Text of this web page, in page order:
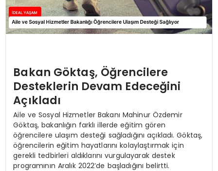
Bakan Göktaş, Öğrencilere
Desteklerin Devam Edeceğini
Açıkladı
Aile ve Sosyal Hizmetler Bakanı Mahinur Özdemir
Göktaş, bakanlığın farklı illerde eğitim gören
öğrencilere ulaşım desteği sağladığını açıkladı. Göktaş,
öğrencilerin eğitim hayatlarını kolaylaştırmak için
gerekli tedbirleri aldıklarını vurgulayarak destek
programının Aralık 2022’de başladığını belirtti.